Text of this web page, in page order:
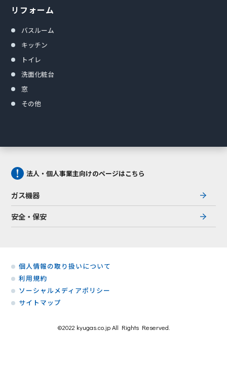
リフォーム
バスルーム
キッチン
トイレ
洗面化粧台
窓
その他
法人・個人事業主向けのページはこちら
ガス機器
安全・保安
個人情報の取り扱いについて
利用規約
ソーシャルメディアポリシー
サイトマップ
©2022 kyugas.co.jp All Rights Reserved.